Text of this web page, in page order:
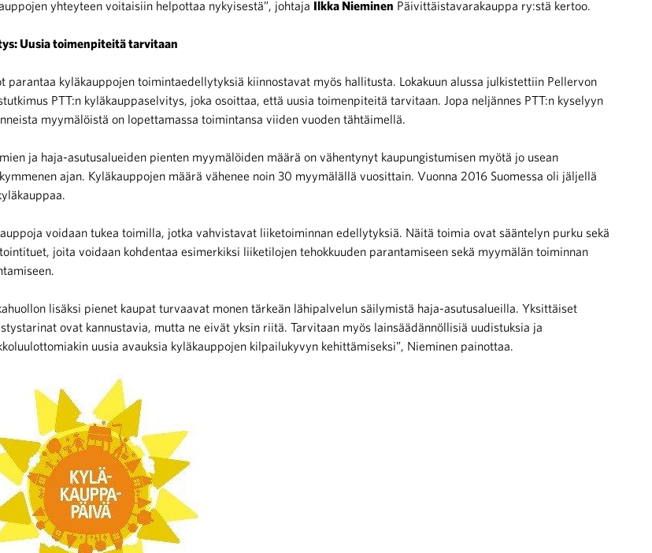
yhteyteen voitaisiin helpottaa nykyisestä”, johtaja Ilkka Nieminen Päivittäistavarakauppa ry:stä kertoo.
Uusia toimenpiteitä tarvitaan
parantaa kyläkauppojen toimintaedellytyksiä kiinnostavat myös hallitusta. Lokakuun alussa julkistettiin Pellervon
PTT:n kyläkauppaselvitys, joka osoittaa, että uusia toimenpiteitä tarvitaan. Jopa neljännes PTT:n kyselyyn
myymälöistä on lopettamassa toimintansa viiden vuoden tähtäimellä.
ja haja-asutusalueiden pienten myymälöiden määrä on vähentynyt kaupungistumisen myötä jo usean
ajan. Kyläkauppojen määrä vähenee noin 30 myymälällä vuosittain. Vuonna 2016 Suomessa oli jäljellä
voidaan tukea toimilla, jotka vahvistavat liiketoiminnan edellytyksiä. Näitä toimia ovat sääntelyn purku sekä
joita voidaan kohdentaa esimerkiksi liiketilojen tehokkuuden parantamiseen sekä myymälän toiminnan
lisäksi pienet kaupat turvaavat monen tärkeän lähipalvelun säilymistä haja-asutusalueilla. Yksittäiset
ovat kannustavia, mutta ne eivät yksin riitä. Tarvitaan myös lainsäädännöllisiä uudistuksia ja
uusia avauksia kyläkauppojen kilpailukyvyn kehittämiseksi”, Nieminen painottaa.